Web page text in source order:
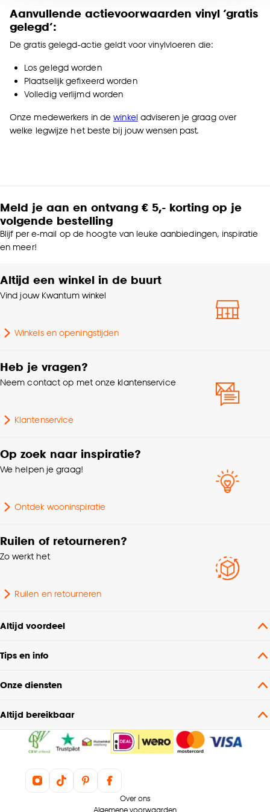
voor kiezen om bepaalde cookies wel of niet te
accepteren door op ‘Cookies aanpassen’ te
klikken.
Goed om te weten is dat je deze keuze altijd nog
kan aanpassen, bekijk hiervoor onze
cookieverklaring.
Aanvullende actievoorwaarden vinyl ‘gratis
gelegd’:
De gratis gelegd-actie geldt voor vinylvloeren die:
Los gelegd worden
Plaatselijk gefixeerd worden
Volledig verlijmd worden
Onze medewerkers in dewinkel adviseren je graag over
welke legwijze het beste bij jouw wensen past.
Meld je aan en ontvang € 5,- korting op je
volgende bestelling
Blijf per e-mail op de hoogte van leuke aanbiedingen, inspiratie
en meer!
Altijd een winkel in de buurt
Vind jouw Kwantum winkel
Winkels en openingstijden
Heb je vragen?
Neem contact op met onze klantenservice
Klantenservice
Op zoek naar inspiratie?
We helpen je graag!
Ontdek wooninspiratie
Ruilen of retourneren?
Zo werkt het
Ruilen en retourneren
Altijd voordeel
Tips en info
Onze diensten
Altijd bereikbaar
Over ons
Algemene voorwaarden